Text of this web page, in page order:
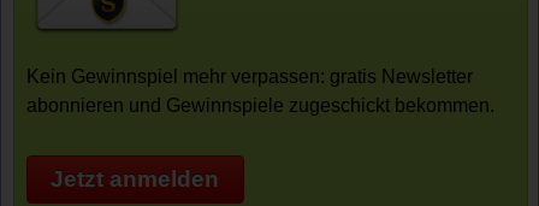
Kein Gewinnspiel mehr verpassen: gratis Newsletter
abonnieren und Gewinnspiele zugeschickt bekommen.
Jetzt anmelden